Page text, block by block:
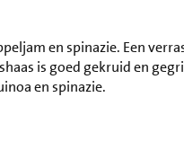
en spinazie. Een
is goed gekruid en
en spinazie.